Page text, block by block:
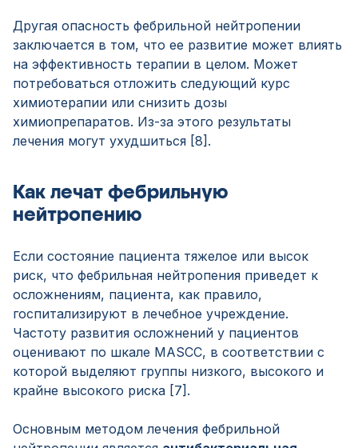
Другая опасность фебрильной нейтропении
заключается в том, что ее развитие может влиять
на эффективность терапии в целом. Может
потребоваться отложить следующий курс
химиотерапии или снизить дозы
химиопрепаратов. Из-за этого результаты
лечения могут ухудшиться [8].
Как лечат фебрильную
нейтропению
Если состояние пациента тяжелое или высок
риск, что фебрильная нейтропения приведет к
осложнениям, пациента, как правило,
госпитализируют в лечебное учреждение.
Частоту развития осложнений у пациентов
оценивают по шкале MASCС, в соответствии с
которой выделяют группы низкого, высокого и
крайне высокого риска [7].
Основным методом лечения фебрильной